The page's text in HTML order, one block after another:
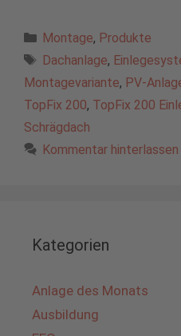
Kategorien
Montage, Produkte
Schlagwörter
Dachanlage,
Montagevariante, PV-
TopFix 200, TopFix 200
Schrägdach
Kommentar hinterlassen
Kategorien
Anlage des Monats
Ausbildung